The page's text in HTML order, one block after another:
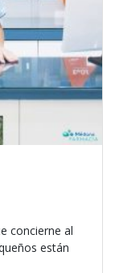
concierne al
están